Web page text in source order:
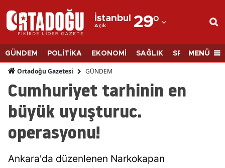
İstanbul
Açık 29°
Adana
Adıyaman
Afyonkarahisar
Ağrı
Amasya
Antalya
GÜNDEM POLİTİKA EKONOMİ SAĞLIK SPORMENÜ
Ortadoğu Gazetesi GÜNDEM
Cumhuriyet tarhinin en
büyük uyuşturuc.
operasyonu!
Ankara'da düzenlenen Narkokapan